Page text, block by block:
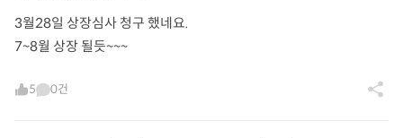
3월28일 상장심사 청구 했네요.
7~8월 상장 될듯~~~
5 0건